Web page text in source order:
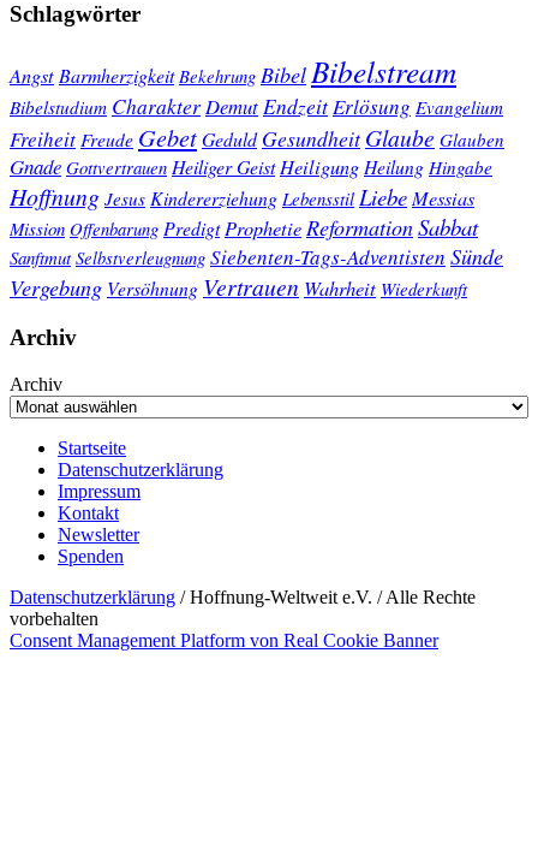
Schlagwörter
Angst Barmherzigkeit Bekehrung BibelBibelstream
Bibelstudium Charakter DemutEndzeitErlösung Evangelium
Freiheit Freude GebetGeduld Gesundheit Glaube Glauben
Gnade Gottvertrauen Heiliger Geist Heiligung Heilung Hingabe
Hoffnung Jesus Kindererziehung Lebensstil Liebe Messias
Mission Offenbarung Predigt ProphetieReformationSabbat
Sanftmut Selbstverleugnung Siebenten-Tags-Adventisten Sünde
Vergebung Versöhnung Vertrauen Wahrheit Wiederkunft
Archiv
Archiv
Startseite
Datenschutzerklärung
Impressum
Kontakt
Newsletter
Spenden
Datenschutzerklärung / Hoffnung-Weltweit e.V. / Alle Rechte
vorbehalten
Consent Management Platform von Real Cookie Banner